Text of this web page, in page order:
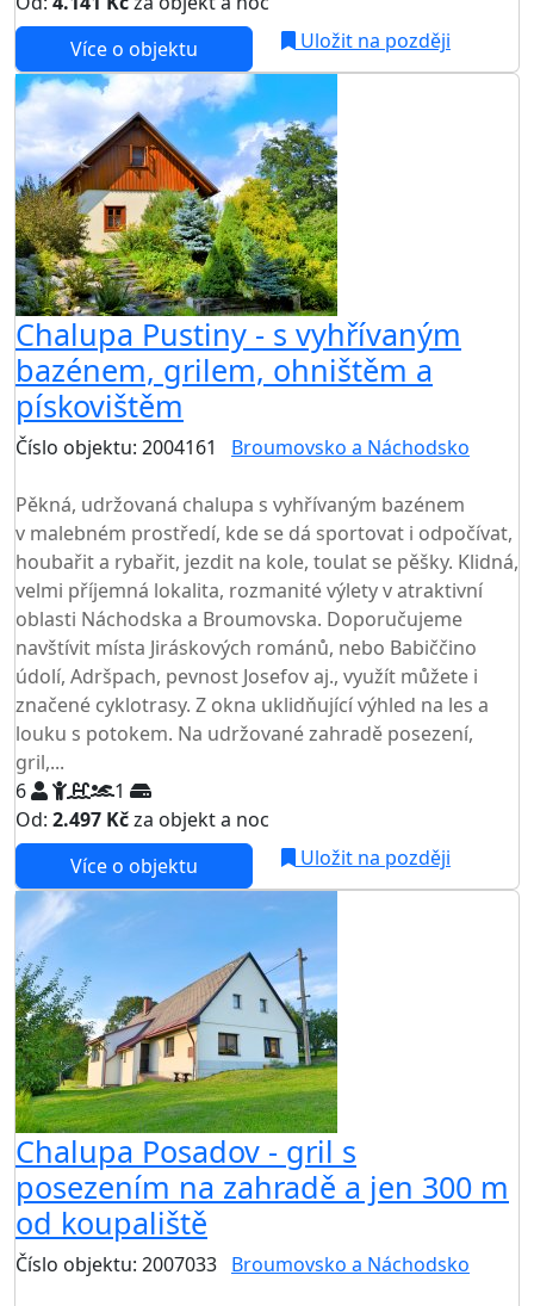
Více o objektu Uložit na později
Chalupa Pustiny - s vyhřívaným
bazénem, grilem, ohništěm a
pískovištěm
Číslo objektu: 2004161 Broumovsko a Náchodsko
Pěkná, udržovaná chalupa s vyhřívaným bazénem
v malebném prostředí, kde se dá sportovat i odpočívat,
houbařit a rybařit, jezdit na kole, toulat se pěšky. Klidná,
velmi příjemná lokalita, rozmanité výlety v atraktivní
oblasti Náchodska a Broumovska. Doporučujeme
navštívit místa Jiráskových románů, nebo Babiččino
údolí, Adršpach, pevnost Josefov aj., využít můžete i
značené cyklotrasy. Z okna uklidňující výhled na les a
louku s potokem. Na udržované zahradě posezení,
gril,...
6
1
Od: 2.497 Kčza objekt a noc
Více o objektu
Uložit na později
Chalupa Posadov - gril s
posezením na zahradě a jen 300 m
od koupaliště
Číslo objektu: 2007033 Broumovsko a Náchodsko